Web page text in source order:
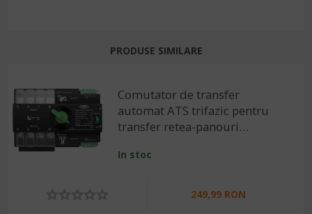
PRODUSE SIMILARE
Comutator de transfer
automat ATS trifazic pentru
transfer retea-panouri
In stoc
249,99 RON